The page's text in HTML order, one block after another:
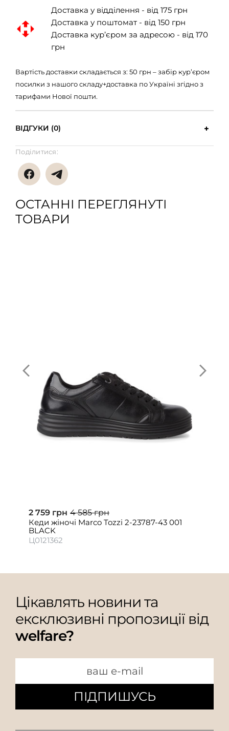
Доставка у відділення - від 175 грн
Доставка у поштомат - від 150 грн
Доставка кур’єром за адресою - від 170
грн
Вартість доставки складається з: 50 грн – забір кур’єром
посилки з нашого складу+доставка по Україні згідно з
тарифами Нової пошти.
ВІДГУКИ (0)
Поділитися:
ОСТАННІ ПЕРЕГЛЯНУТІ
ТОВАРИ
2 759 грн 4 585 грн
Кеди жіночі Marco Tozzi 2-23787-43 001
BLACK
Ц0121362
Цікавлять новини та
ексклюзивні пропозиції від
welfare?
ПІДПИШУСЬ